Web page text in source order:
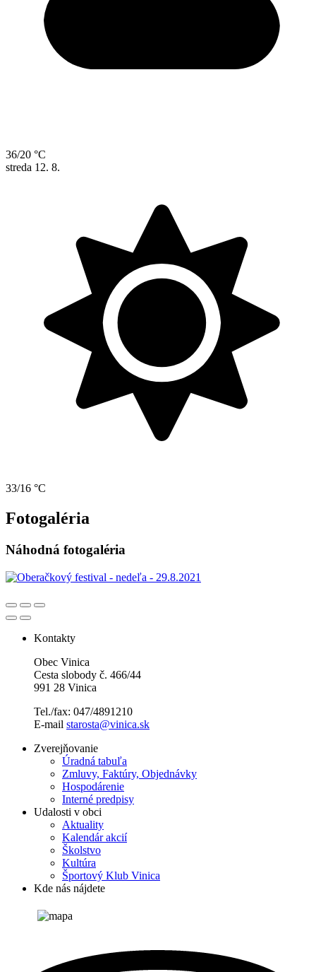
36/20 °C
streda 12. 8.
33/16 °C
Fotogaléria
Náhodná fotogaléria
Kontakty
Obec Vinica
Cesta slobody č. 466/44
991 28 Vinica
Tel./fax: 047/4891210
E-mail starosta@vinica.sk
Zverejňovanie
Úradná tabuľa
Zmluvy, Faktúry, Objednávky
Hospodárenie
Interné predpisy
Udalosti v obci
Aktuality
Kalendár akcií
Školstvo
Kultúra
Športový Klub Vinica
Kde nás nájdete